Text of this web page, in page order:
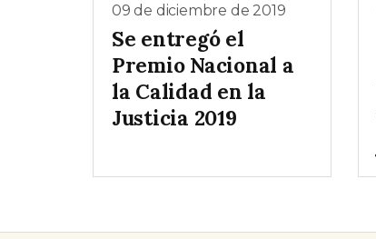
09 de diciembre de 2019
Se entregó el
Premio Nacional a
la Calidad en la
Justicia 2019